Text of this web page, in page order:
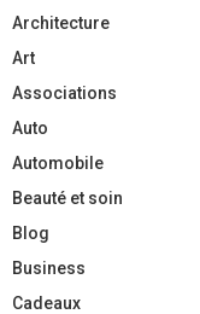
Architecture
Art
Associations
Auto
Automobile
Beauté et soin
Blog
Business
Cadeaux